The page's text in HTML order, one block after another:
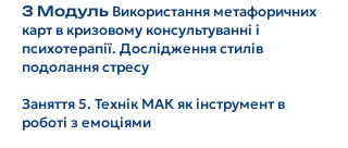
3 Модуль Використання метафоричних
карт в кризовому консультуванні і
психотерапії. Дослідження стилів
подолання стресу
Заняття 5. Технік МАК як інструмент в
роботі з емоціями